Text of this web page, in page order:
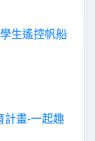
生遙控帆船
計畫-一起趣